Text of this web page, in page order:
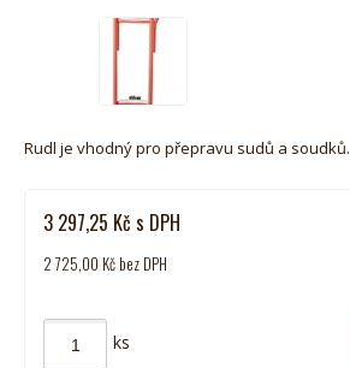
Rudl je vhodný pro přepravu sudů a soudků.
3 297,25 Kč s DPH
2 725,00 Kč bez DPH
ks